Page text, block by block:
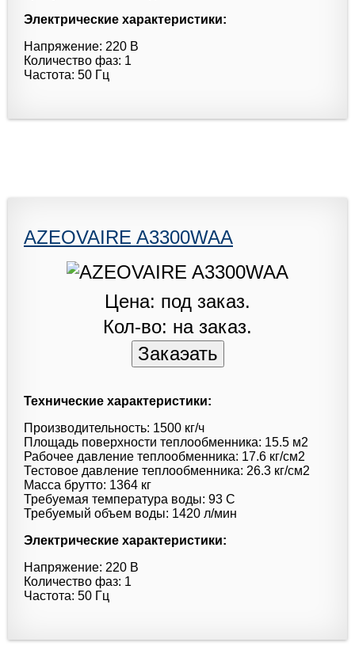
Электрические характеристики:
Напряжение: 220 В
Количество фаз: 1
Частота: 50 Гц
AZEOVAIRE A3300WAA
Цена: под заказ.
Кол-во: на заказ.
Технические характеристики:
Производительность: 1500 кг/ч
Площадь поверхности теплообменника: 15.5 м2
Рабочее давление теплообменника: 17.6 кг/см2
Тестовое давление теплообменника: 26.3 кг/см2
Масса брутто: 1364 кг
Требуемая температура воды: 93 C
Требуемый объем воды: 1420 л/мин
Электрические характеристики:
Напряжение: 220 В
Количество фаз: 1
Частота: 50 Гц